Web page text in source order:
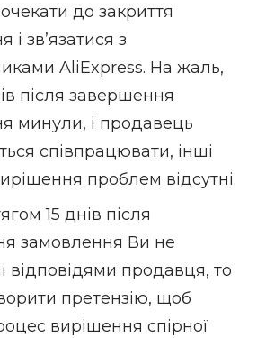
до закриття
і зв’язатися з
AliExpress. На жаль,
після завершення
минули, і продавець
співпрацювати, інші
проблем відсутні.
15 днів після
замовлення Ви не
відповідями продавця, то
претензію, щоб
вирішення спірної